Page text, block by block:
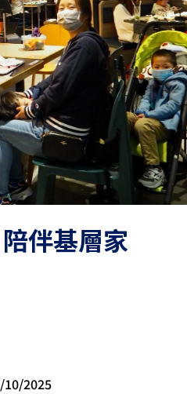
陪伴基層家
10/2025